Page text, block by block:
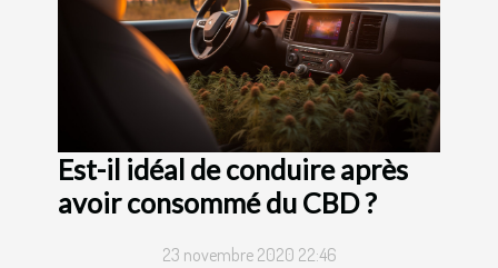
Est-il idéal de conduire après
avoir consommé du CBD ?
23 novembre 2020 22:46